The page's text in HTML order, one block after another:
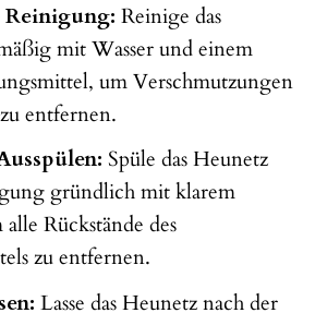
Reinigung: Reinige das
mit Wasser und einem
um Verschmutzungen
entfernen.
Spüle das Heunetz
gründlich mit klarem
alle Rückstände des
zu entfernen.
Lasse das Heunetz nach der